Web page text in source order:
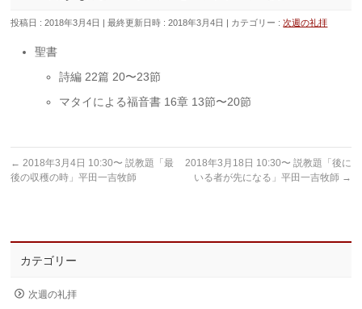
投稿日 : 2018年3月4日 最終更新日時 : 2018年3月4日 カテゴリー :次週の礼拝
聖書
詩編 22篇 20〜23節
マタイによる福音書 16章 13節〜20節
← 2018年3月4日 10:30〜 説教題「最
後の収穫の時」平田一吉牧師
2018年3月18日 10:30〜 説教題「後に
いる者が先になる」平田一吉牧師 →
カテゴリー
次週の礼拝